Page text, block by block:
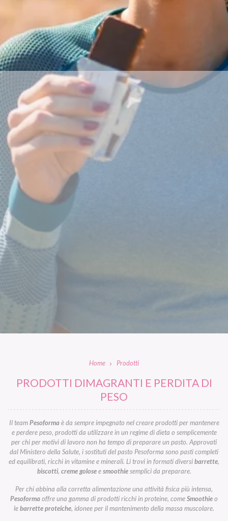
Home Prodotti
PRODOTTI DIMAGRANTI E PERDITA DI
PESO
Il teamPesoformaè da sempre impegnato nel creare prodotti per mantenere
e perdere peso, prodotti da utilizzare in un regime di dieta o semplicemente
per chi per motivi di lavoro non ha tempo di preparare un pasto. Approvati
dal Ministero della Salute, i sostituti del pasto Pesoforma sono pasti completi
ed equilibrati, ricchi in vitamine e minerali. Li trovi in formati diversibarrette,
biscotti, creme goloseesmoothiesemplici da preparare.
Per chi abbina alla corretta alimentazione una attività fisica più intensa,
Pesoformaoffre una gamma di prodotti ricchi in proteine, comeSmoothieo
lebarrette proteiche, idonee per il mantenimento della massa muscolare.